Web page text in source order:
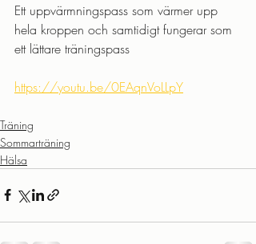
Ett uppvärmningspass som värmer upp
hela kroppen och samtidigt fungerar som
ett lättare träningspass
https://youtu.be/0EAqnVoLLpY
Träning
Sommarträning
Hälsa